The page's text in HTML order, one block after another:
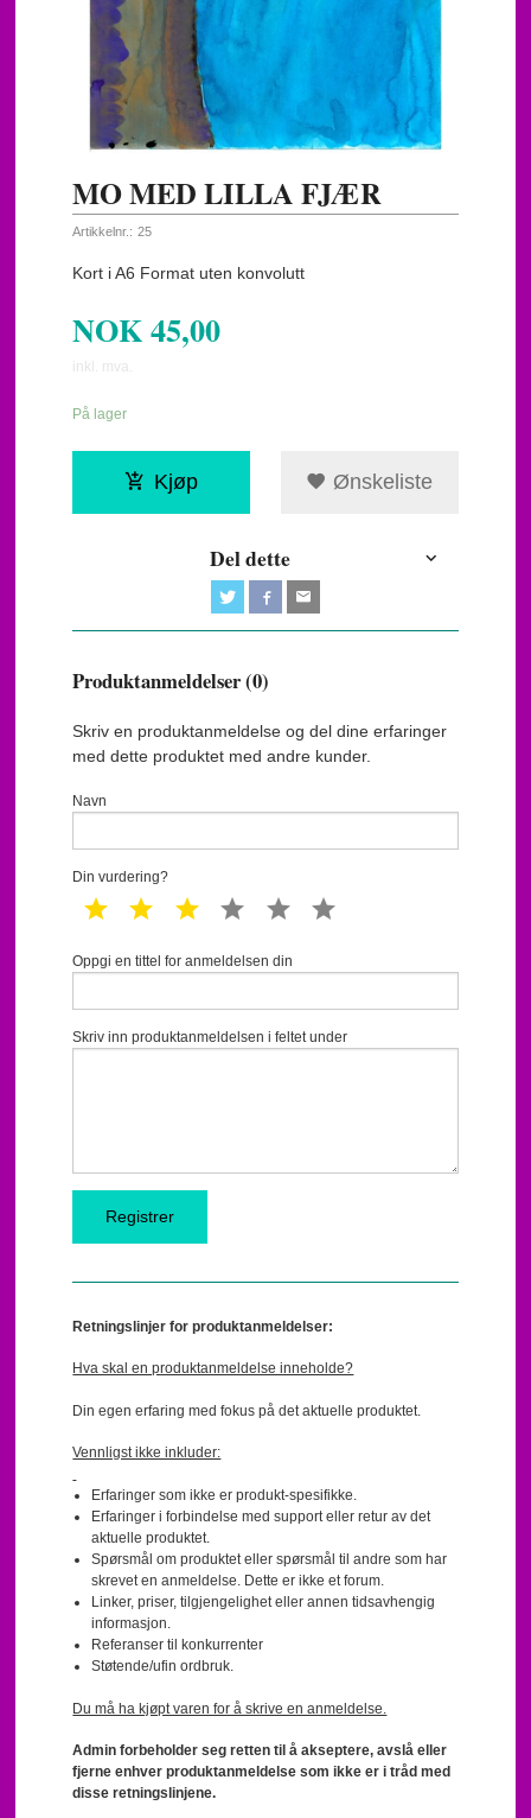
MO MED LILLA FJÆR
Artikkelnr.: 25
Kort i A6 Format uten konvolutt
NOK45,00
inkl. mva.
På lager
Kjøp Ønskeliste
Del dette
Produktanmeldelser (0)
Skriv en produktanmeldelse og del dine erfaringer
med dette produktet med andre kunder.
Navn
Din vurdering?
1 star 2 star 3 star 4 star 5 star
Oppgi en tittel for anmeldelsen din
Skriv inn produktanmeldelsen i feltet under
Retningslinjer for produktanmeldelser:
Hva skal en produktanmeldelse inneholde?
Din egen erfaring med fokus på det aktuelle produktet.
Vennligst ikke inkluder:
Erfaringer som ikke er produkt-spesifikke.
Erfaringer i forbindelse med support eller retur av det
aktuelle produktet.
Spørsmål om produktet eller spørsmål til andre som har
skrevet en anmeldelse. Dette er ikke et forum.
Linker, priser, tilgjengelighet eller annen tidsavhengig
informasjon.
Referanser til konkurrenter
Støtende/ufin ordbruk.
Du må ha kjøpt varen for å skrive en anmeldelse.
Admin forbeholder seg retten til å akseptere, avslå eller
fjerne enhver produktanmeldelse som ikke er i tråd med
disse retningslinjene.